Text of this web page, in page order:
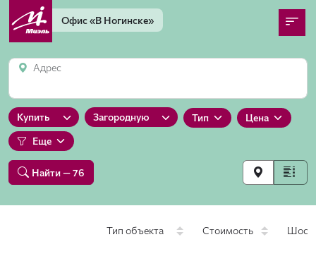
Офис«В Ногинске»
Адрес
Купить Загородную Тип
Цена
Еще
Найти— 76
Тип объекта Стоимость